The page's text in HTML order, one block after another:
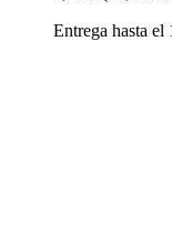
Entrega hasta el